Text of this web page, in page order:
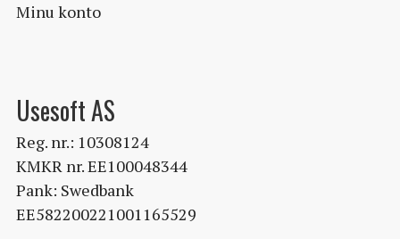
Minu konto
Usesoft AS
Reg. nr.: 10308124
KMKR nr. EE100048344
Pank: Swedbank
EE582200221001165529